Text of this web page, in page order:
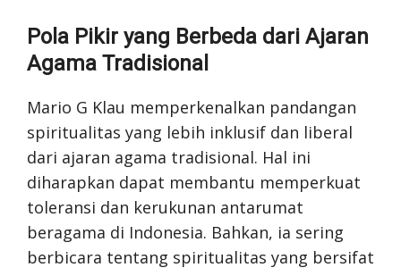
Pola Pikir yang Berbeda dari Ajaran
Agama Tradisional
Mario G Klau memperkenalkan pandangan
spiritualitas yang lebih inklusif dan liberal
dari ajaran agama tradisional. Hal ini
diharapkan dapat membantu memperkuat
toleransi dan kerukunan antarumat
beragama di Indonesia. Bahkan, ia sering
berbicara tentang spiritualitas yang bersifat